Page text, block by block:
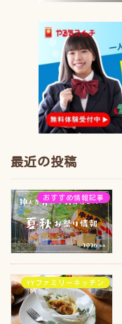
最近の投稿
おすすめ情報記事
YYファミリーキッチン